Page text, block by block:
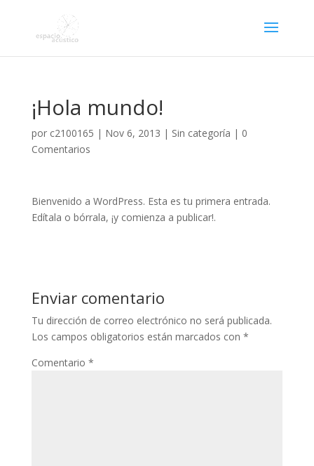
¡Hola mundo!
por c2100165 | Nov 6, 2013 | Sin categoría | 0
Comentarios
Bienvenido a WordPress. Esta es tu primera entrada.
Edítala o bórrala, ¡y comienza a publicar!.
Enviar comentario
Tu dirección de correo electrónico no será publicada.
Los campos obligatorios están marcados con *
Comentario *